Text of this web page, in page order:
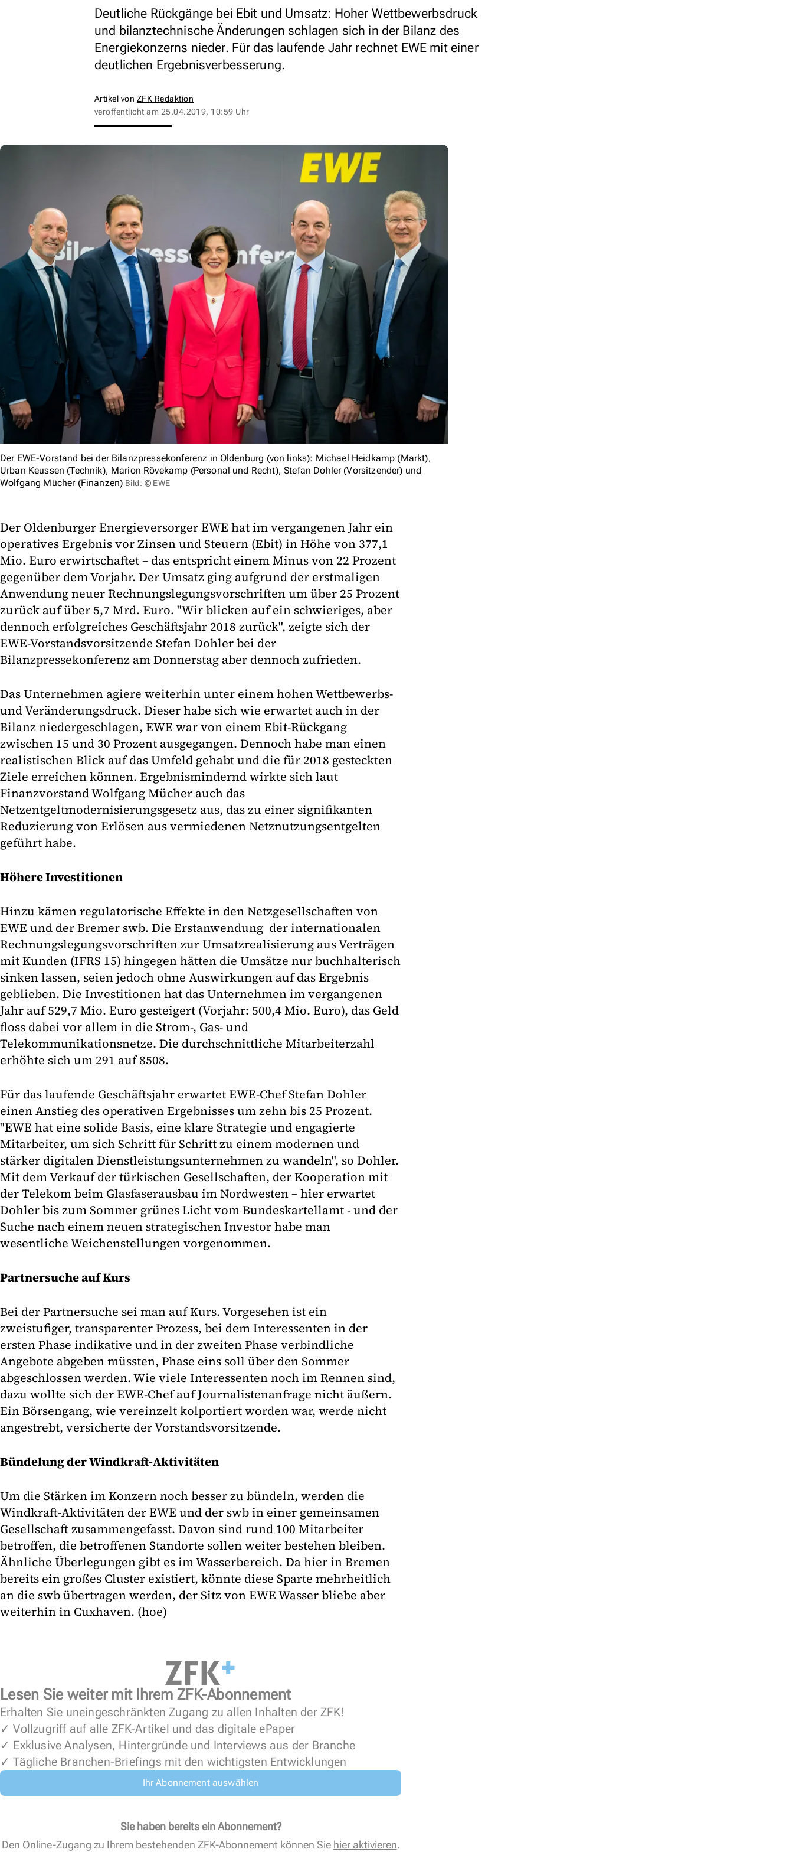
Deutliche Rückgänge bei Ebit und Umsatz: Hoher Wettbewerbsdruck
und bilanztechnische Änderungen schlagen sich in der Bilanz des
Energiekonzerns nieder. Für das laufende Jahr rechnet EWE mit einer
deutlichen Ergebnisverbesserung.
Artikel von ZFK Redaktion
veröffentlicht am 25.04.2019, 10:59 Uhr
Der EWE-Vorstand bei der Bilanzpressekonferenz in Oldenburg (von links): Michael Heidkamp (Markt),
Urban Keussen (Technik), Marion Rövekamp (Personal und Recht), Stefan Dohler (Vorsitzender) und
Wolfgang Mücher (Finanzen) Bild: © EWE
Der Oldenburger Energieversorger EWE hat im vergangenen Jahr ein
operatives Ergebnis vor Zinsen und Steuern (Ebit) in Höhe von 377,1
Mio. Euro erwirtschaftet – das entspricht einem Minus von 22 Prozent
gegenüber dem Vorjahr. Der Umsatz ging aufgrund der erstmaligen
Anwendung neuer Rechnungslegungsvorschriften um über 25 Prozent
zurück auf über 5,7 Mrd. Euro. "Wir blicken auf ein schwieriges, aber
dennoch erfolgreiches Geschäftsjahr 2018 zurück", zeigte sich der
EWE-Vorstandsvorsitzende Stefan Dohler bei der
Bilanzpressekonferenz am Donnerstag aber dennoch zufrieden.
Das Unternehmen agiere weiterhin unter einem hohen Wettbewerbs-
und Veränderungsdruck. Dieser habe sich wie erwartet auch in der
Bilanz niedergeschlagen, EWE war von einem Ebit-Rückgang
zwischen 15 und 30 Prozent ausgegangen. Dennoch habe man einen
realistischen Blick auf das Umfeld gehabt und die für 2018 gesteckten
Ziele erreichen können. Ergebnismindernd wirkte sich laut
Finanzvorstand Wolfgang Mücher auch das
Netzentgeltmodernisierungsgesetz aus, das zu einer signifikanten
Reduzierung von Erlösen aus vermiedenen Netznutzungsentgelten
geführt habe.
Höhere Investitionen
Hinzu kämen regulatorische Effekte in den Netzgesellschaften von
EWE und der Bremer swb. Die Erstanwendung der internationalen
Rechnungslegungsvorschriften zur Umsatzrealisierung aus Verträgen
mit Kunden (IFRS 15) hingegen hätten die Umsätze nur buchhalterisch
sinken lassen, seien jedoch ohne Auswirkungen auf das Ergebnis
geblieben. Die Investitionen hat das Unternehmen im vergangenen
Jahr auf 529,7 Mio. Euro gesteigert (Vorjahr: 500,4 Mio. Euro), das Geld
floss dabei vor allem in die Strom-, Gas- und
Telekommunikationsnetze. Die durchschnittliche Mitarbeiterzahl
erhöhte sich um 291 auf 8508.
Für das laufende Geschäftsjahr erwartet EWE-Chef Stefan Dohler
einen Anstieg des operativen Ergebnisses um zehn bis 25 Prozent.
"EWE hat eine solide Basis, eine klare Strategie und engagierte
Mitarbeiter, um sich Schritt für Schritt zu einem modernen und
stärker digitalen Dienstleistungsunternehmen zu wandeln", so Dohler.
Mit dem Verkauf der türkischen Gesellschaften, der Kooperation mit
der Telekom beim Glasfaserausbau im Nordwesten – hier erwartet
Dohler bis zum Sommer grünes Licht vom Bundeskartellamt - und der
Suche nach einem neuen strategischen Investor habe man
wesentliche Weichenstellungen vorgenommen.
Partnersuche auf Kurs
Bei der Partnersuche sei man auf Kurs. Vorgesehen ist ein
zweistufiger, transparenter Prozess, bei dem Interessenten in der
ersten Phase indikative und in der zweiten Phase verbindliche
Angebote abgeben müssten, Phase eins soll über den Sommer
abgeschlossen werden. Wie viele Interessenten noch im Rennen sind,
dazu wollte sich der EWE-Chef auf Journalistenanfrage nicht äußern.
Ein Börsengang, wie vereinzelt kolportiert worden war, werde nicht
angestrebt, versicherte der Vorstandsvorsitzende.
Bündelung der Windkraft-Aktivitäten
Um die Stärken im Konzern noch besser zu bündeln, werden die
Windkraft-Aktivitäten der EWE und der swb in einer gemeinsamen
Gesellschaft zusammengefasst. Davon sind rund 100 Mitarbeiter
betroffen, die betroffenen Standorte sollen weiter bestehen bleiben.
Ähnliche Überlegungen gibt es im Wasserbereich. Da hier in Bremen
bereits ein großes Cluster existiert, könnte diese Sparte mehrheitlich
an die swb übertragen werden, der Sitz von EWE Wasser bliebe aber
weiterhin in Cuxhaven. (hoe)
Lesen Sie weiter mit Ihrem ZFK-Abonnement
Erhalten Sie uneingeschränkten Zugang zu allen Inhalten der ZFK!
✓ Vollzugriff auf alle ZFK-Artikel und das digitale ePaper
✓ Exklusive Analysen, Hintergründe und Interviews aus der Branche
✓ Tägliche Branchen-Briefings mit den wichtigsten Entwicklungen
Ihr Abonnement auswählen
Sie haben bereits ein Abonnement?
Den Online-Zugang zu Ihrem bestehenden ZFK-Abonnement können Sie hier aktivieren.